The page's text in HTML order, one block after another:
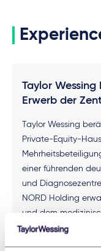
Taylor
Erwerb der
Taylor Wessing
Private-Equity-
einer führenden
und
NORD Holding
und dem
Partner und